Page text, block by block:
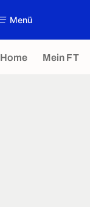
Menü
Home Mein FT